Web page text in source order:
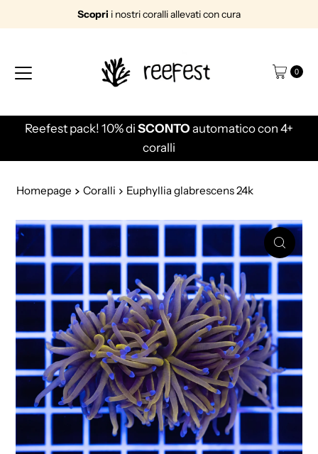
Vai direttamente ai contenuti
Scopri i nostri coralli allevati con cura
0
pack! 10% di SCONTOautomatico con 4+
Homepage Coralli Euphyllia glabrescens 24k